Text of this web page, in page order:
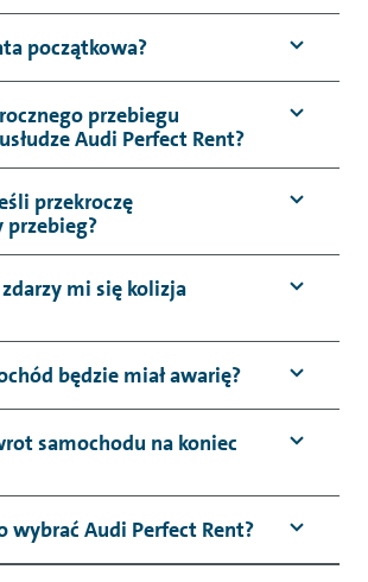
początkowa?
przebiegu
Audi Perfect Rent?
przekroczę
przebieg?
mi się kolizja
będzie miał awarię?
samochodu na koniec
wybrać Audi Perfect Rent?